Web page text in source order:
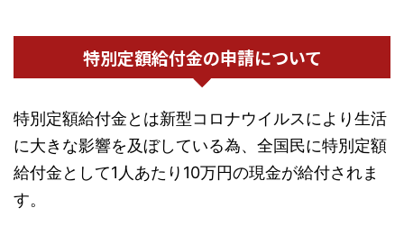
特別定額給付金の申請について
特別定額給付金とは新型コロナウイルスにより生活
に大きな影響を及ぼしている為、全国民に特別定額
給付金として1人あたり10万円の現金が給付されま
す。